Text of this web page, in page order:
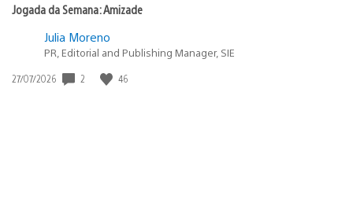
Jogada da Semana: Amizade
Julia Moreno
PR, Editorial and Publishing Manager, SIE
Data
27/07/2026 2 46